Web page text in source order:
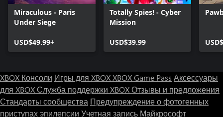
Miraculous - Paris
Under Siege
USD$49.99+
Totally Spies! - Cyber
Mission
USD$39.99
XBOX Консоли Игры для XBOXXBOX Game Pass Аксессуары
для XBOXСлужба поддержки XBOXОтзывы и предложения
Стандарты сообщества Предупреждение о фотогенных
приступах эпилепсии Учетная запись Майкрософт